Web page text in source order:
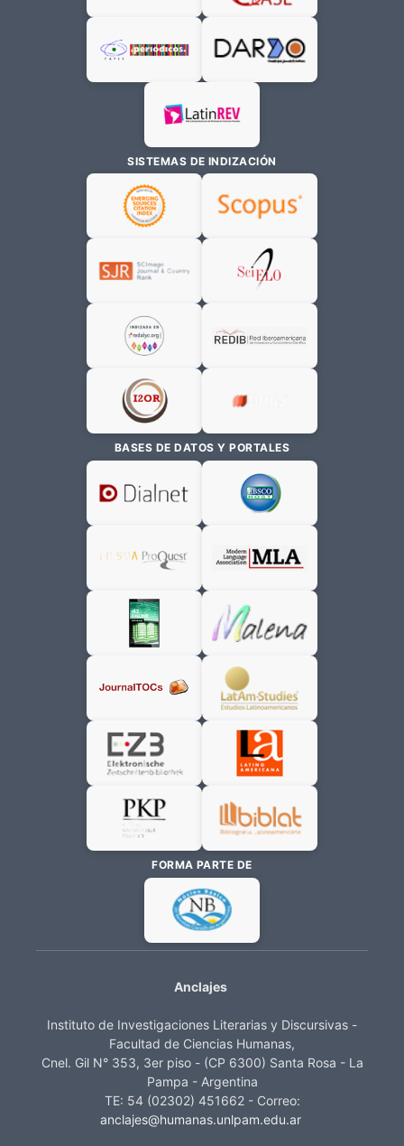
SISTEMAS DE INDIZACIÓN
BASES DE DATOS Y PORTALES
FORMA PARTE DE
Anclajes
Instituto de Investigaciones Literarias y Discursivas -
Facultad de Ciencias Humanas,
Cnel. Gil N° 353, 3er piso - (CP 6300) Santa Rosa - La
Pampa - Argentina
TE: 54 (02302) 451662 - Correo:
anclajes@humanas.unlpam.edu.ar